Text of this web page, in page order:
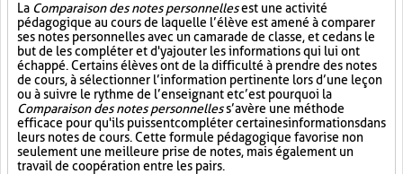
La Comparaison des notes personnellesest une activité
pédagogique au cours de laquelle l’élève est amené à comparer
ses notes personnelles avec un camarade de classe, et ce dans le
but de les compléter et d'y ajouter les informations qui lui ont
échappé. Certains élèves ont de la difficulté à prendre des notes
de cours, à sélectionner l’information pertinente lors d’une leçon
ou à suivre le rythme de l’enseignant et c’est pourquoi la
Comparaison des notes personnelless’avère une méthode
efficace pour qu'ils puissent compléter certaines informations dans
leurs notes de cours. Cette formule pédagogique favorise non
seulement une meilleure prise de notes, mais également un
travail de coopération entre les pairs.